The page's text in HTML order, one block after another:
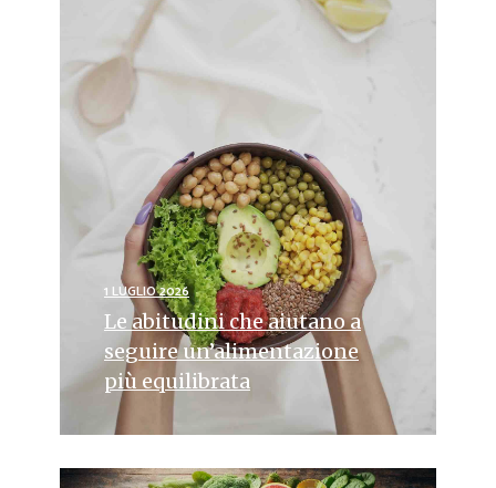
1 LUGLIO 2026
Le abitudini che aiutano a
seguire un’alimentazione
più equilibrata